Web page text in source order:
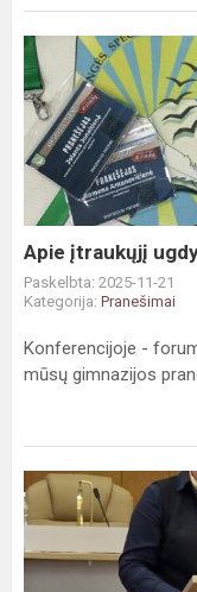
Apie
įtraukųjį
ugdymą
-
M.Oginskio
rūmuose
Apie įtraukųjį
Paskelbta: 2025-11-21
Kategorija: Pranešimai
Konferencijoje -
mūsų gimnazijos
Konferencijoje
pasidalinta
socialinėmis
istorijomis